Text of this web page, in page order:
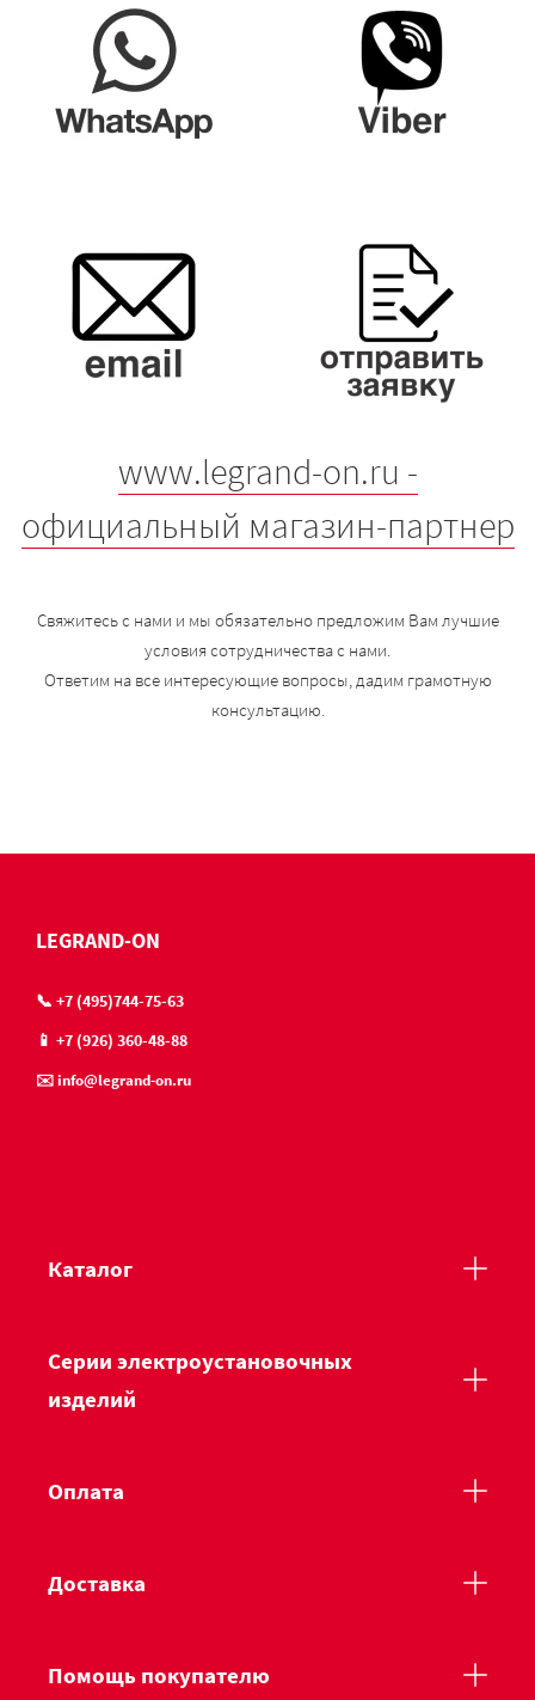
www.legrand-on.ru -
официальный магазин-партнер
Свяжитесь с нами и мы обязательно предложим Вам лучшие
условия сотрудничества с нами.
Ответим на все интересующие вопросы, дадим грамотную
консультацию.
LEGRAND-ON
📞 +7 (495)744-75-63
📱 +7 (926) 360-48-88
✉️ info@legrand-on.ru
Каталог
Серии электроустановочных
изделий
Оплата
Доставка
Помощь покупателю